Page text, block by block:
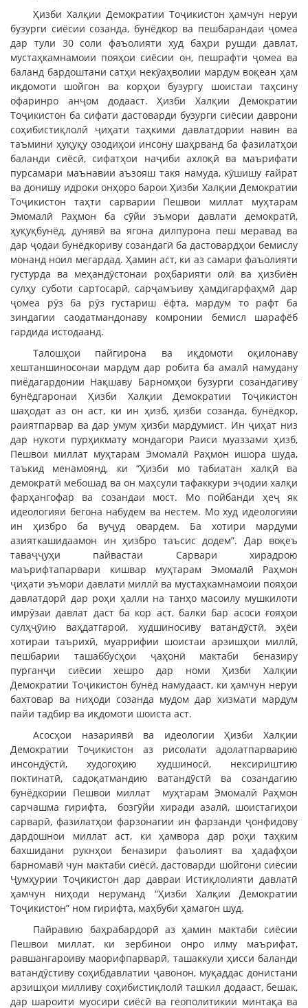
Ҳизби Халқии Демократии Тоҷикистон ҳамчун неруи
бузурги сиёсии созанда, бунёдкор ва пешбарандаи ҷомеа
дар тули 30 соли фаъолияти худ баҳри рушди давлат,
мустаҳкамнамоии пояҳои сиёсии он, пешрафти ҷомеа ва
баланд бардоштани сатҳи некӯаҳволии мардум воқеан ҳам
иқдомоти шойгон ва корҳои бузургу шоистаи таҳсину
офаринро анҷом додааст. Ҳизби Халқии Демократии
Тоҷикистон ба сифати дастоварди бузурги сиёсии даврони
соҳибистиқлолӣ ҷиҳати таҳкими давлатдории навин ва
таъмини ҳуқуқу озодиҳои инсону шаҳрванд ба фазилатҳои
баланди сиёсӣ, сифатҳои наҷиби ахлоқӣ ва маърифати
пурсамари маънавии аъзояш такя намуда, кӯшишу ғайрат
ва донишу идроки онҳоро барои Ҳизби Халқии Демократии
Тоҷикистон таҳти сарварии Пешвои миллат муҳтарам
Эмомалӣ Раҳмон ба сӯйи эъмори давлати демократӣ,
ҳуқуқбунёд, дунявӣ ва ягона дилпурона пеш меравад ва
дар ҷодаи бунёдкориву созандагӣ ба дастовардҳои бемислу
монанд ноил мегардад. Ҳамин аст, ки аз самари фаъолияти
густурда ва меҳандӯстонаи роҳбарияти олӣ ва ҳизбиён
сулҳу суботи сартосарӣ, сарҷамъиву ҳамдигарфаҳмӣ дар
ҷомеа рӯз ба рӯз густариш ёфта, мардум то рафт ба
зиндагии саодатмандонаву комронии бемисл шарафёб
гардида истодаанд.
Талошҳои пайгирона ва иқдомоти оқилонаву
хештаншиносонаи мардум дар робита ба амалӣ намудану
пиёдагардонии Нақшаву Барномҳои бузурги созандагиву
бунёдгаронаи Ҳизби Халқии Демократии Тоҷикистон
шаҳодат аз он аст, ки ин ҳизб, ҳизби созанда, бунёдкор,
раиятпарвар ва дар умум ҳизби мардумист. Ин ҷиҳат низ
дар нукоти пурҳикмату мондагори Раиси муаззами ҳизб,
Пешвои миллат муҳтарам Эмомалӣ Раҳмон ишора шуда,
таъкид менамоянд, ки “Ҳизби мо табиатан халқӣ ва
демократӣ мебошад ва он маҳсули тафаккури эҷодии халқи
фарҳангофар ва созандаи мост. Мо пойбанди ҳеҷ як
идеологияи бегона набудем ва нестем. Мо худ идеологияи
ин ҳизбро ба вуҷуд овардем. Ба хотири мардуми
азияткашидаамон ин ҳизбро таъсис додем”. Дар воқеъ
таваҷҷуҳи пайвастаи Сарвари хирадрою
маърифтапарвари кишвар муҳтарам Эмомалӣ Раҳмон
ҷиҳати эъмори давлати миллӣ ва мустаҳкамнамоии пояҳои
давлатдорӣ дар роҳи ҳалли на танҳо масоилу мушкилоти
имрӯзаи давлат даст ба кор аст, балки бар асоси ғояҳои
сулҳҷӯию ваҳдатгароӣ, худшиносиву ватандӯстӣ, эҳёи
хотираи таърихӣ, муаррифии шоистаи арзишҳои миллӣ,
пешбарии ташаббусҳои ҷаҳонӣ мактаби беназиру
пурганҷи сиёсии хешро дар номи Ҳизби Халқии
Демократии Тоҷикистон бунёд намудааст, ки ҳамчун неруи
бахтовар ва ниҳоди созанда мудом дар хизмати мардум
пайи тадбир ва иқдомоти шоиста аст.
Асосҳои назариявӣ ва идеологии Ҳизби Халқии
Демократии Тоҷикистон аз рисолати адолатпарварию
инсондӯстӣ, худогоҳию худшиносӣ, нексириштию
поктинатӣ, садоқатмандию ватандӯстӣ ва созандагию
бунёдкории Пешвои миллат муҳтарам Эмомалӣ Раҳмон
сарчашма гирифта, бозгӯйи хиради азалӣ, шоистагиҳои
сарварӣ, фазилатҳои фарзонагии ин фарзанди ҷонфидову
дардошнои миллат аст, ки ҳамвора дар роҳи таҳким
бахшидани рукнҳои беназири фаъолият ва ҳадафҳои
барномавӣ чун мактаби сиёсӣ, дастоварди шойгони сиёсии
Ҷумҳурии Тоҷикистон дар давраи Истиқлолияти давлатӣ
ҳамчун ниҳоди неруманд “Ҳизби Халқии Демократии
Тоҷикистон” ном гирифта, маҳбуби ҳамагон шуд.
Пайравию баҳрабардорӣ аз ҳамин мактаби сиёсии
Пешвои миллат, ки зербинои онро илму маърифат,
равшангароиву маорифпарварӣ, ташаккули ҳисси баланди
ватандӯстиву соҳибдавлатии ҷавонон, муқаддас донистани
арзишҳои милливу соҳибистиқлолӣ ташкил додааст, бешак,
дар шароити муосири сиёсӣ ва геополитикии минтақа ва